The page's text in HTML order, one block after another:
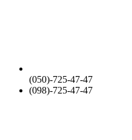
(050)-725-47-47
(098)-725-47-47